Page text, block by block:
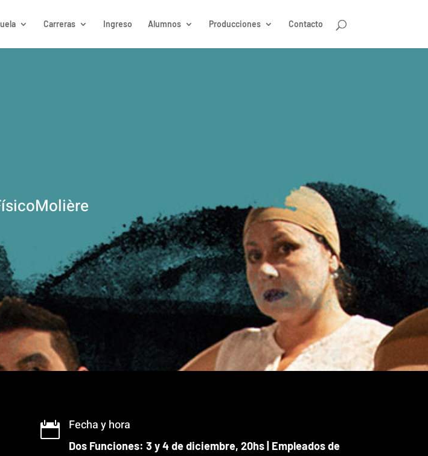
Carreras Ingreso Alumnos Producciones Contacto
 Fecha y hora
Dos Funciones: 3 y 4 de diciembre, 20hs | Empleados de